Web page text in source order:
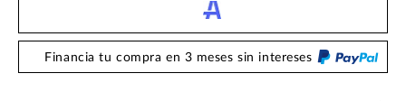
Financia tu compra en 3 meses sin intereses